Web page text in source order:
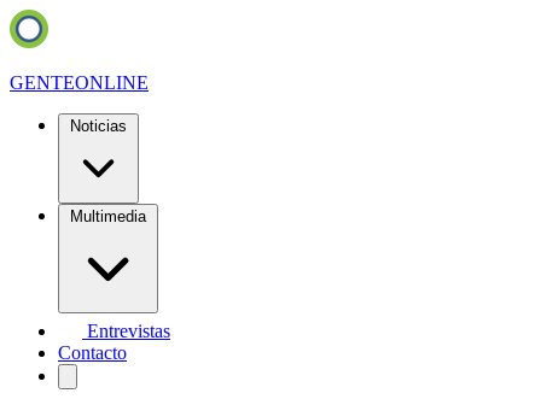
GENTEONLINE
Noticias
Multimedia
Entrevistas
Contacto